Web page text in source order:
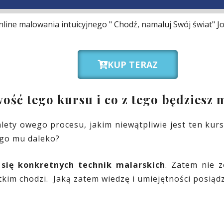
malowania intuicyjnego " Chodź, namaluj Swój świat"
KUP TERAZ
tego kursu i co z tego będziesz
owego procesu, jakim niewątpliwie jest ten
mu daleko?
się konkretnych technik malarskich. Zatem nie
chodzi. Jaką zatem wiedzę i umiejętności